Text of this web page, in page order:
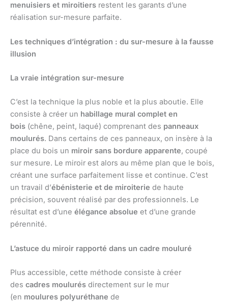
menuisiers et miroitiers restent les garants d’une
réalisation sur-mesure parfaite.
Les techniques d’intégration : du sur-mesure à la fausse
illusion
La vraie intégration sur-mesure
C’est la technique la plus noble et la plus aboutie. Elle
consiste à créer un habillage mural complet en
bois (chêne, peint, laqué) comprenant des panneaux
moulurés. Dans certains de ces panneaux, on insère à la
place du bois un miroir sans bordure apparente, coupé
sur mesure. Le miroir est alors au même plan que le bois,
créant une surface parfaitement lisse et continue. C’est
un travail d’ébénisterie et de miroiterie de haute
précision, souvent réalisé par des professionnels. Le
résultat est d’une élégance absolue et d’une grande
pérennité.
L’astuce du miroir rapporté dans un cadre mouluré
Plus accessible, cette méthode consiste à créer
des cadres moulurés directement sur le mur
(en moulures polyuréthane de